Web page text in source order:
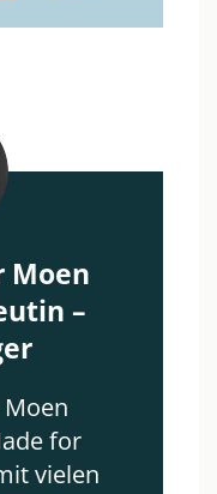
Moen
–
for
vielen